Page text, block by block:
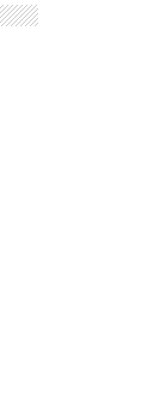
ajutorul nostru!